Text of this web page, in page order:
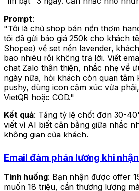
Prompt:
"Tôi là chủ shop bán nến thơm
tôi đã gửi báo giá 250k cho khách
Shopee) về set nến lavender,
bao nhiêu rồi không trả lời. Viết
chat Zalo thân thiện, nhắc nhẹ về
ngày nữa, hỏi khách còn quan tâm
pushy, dùng icon cảm xúc vừa
VietQR hoặc COD."
Kết quả: Tăng tỷ lệ chốt đơn 30-
viết vì AI biết cân bằng giữa nhắc
không gian của khách.
Email đàm phán lương khi
Tình huống: Bạn nhận được offer
muốn 18 triệu, cần thương lượng